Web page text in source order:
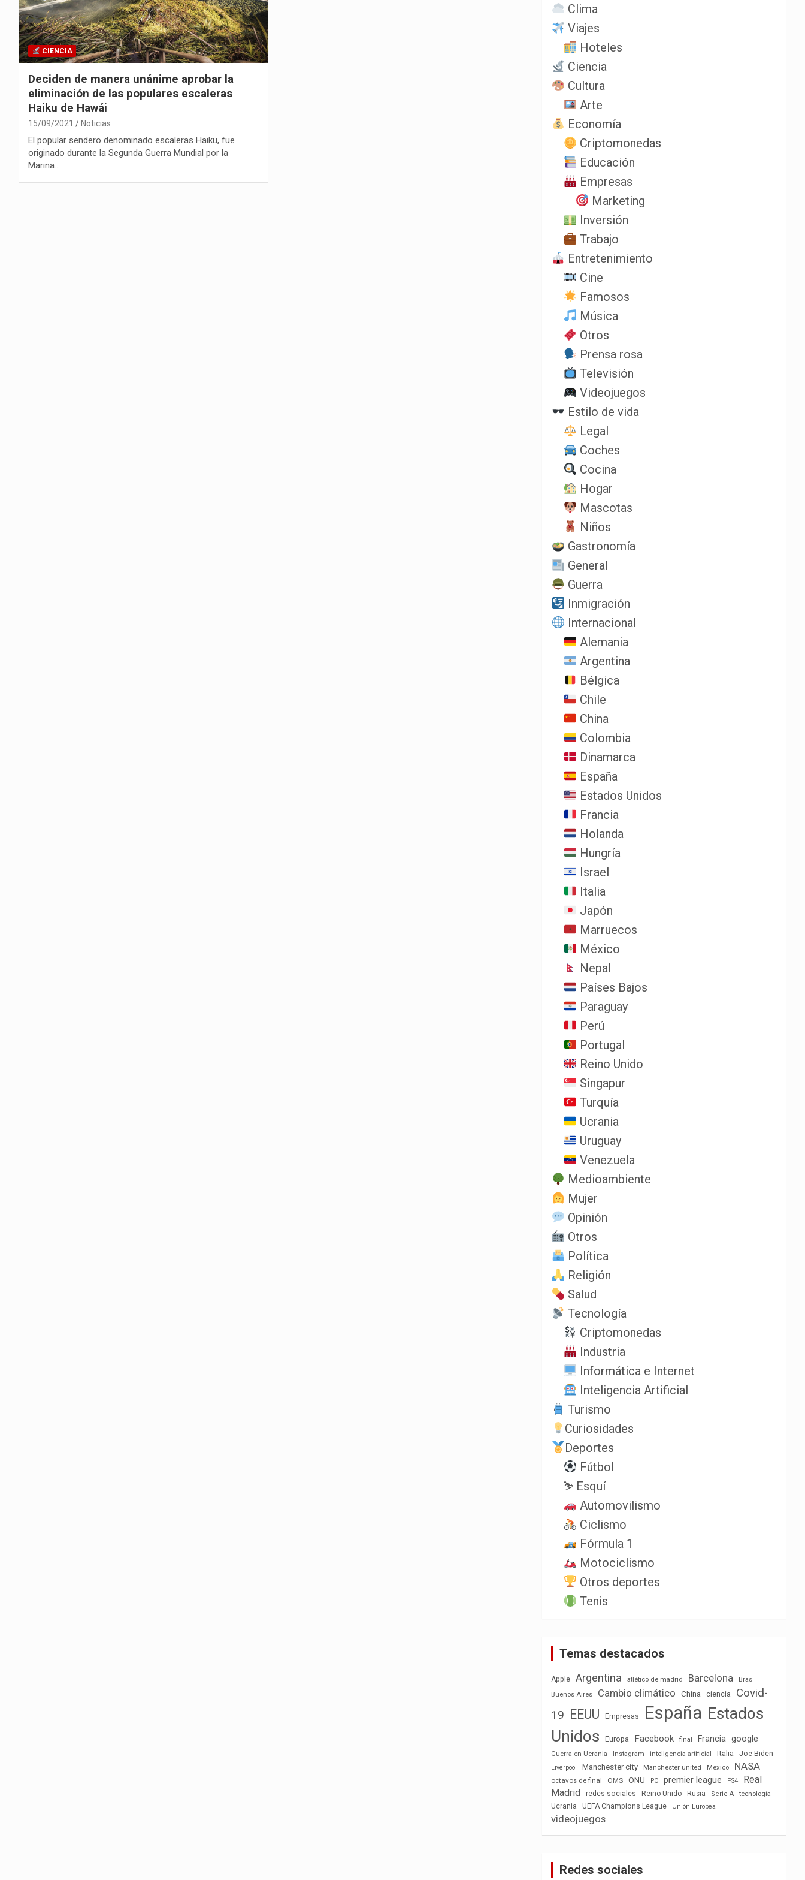
CIENCIA
Deciden de manera unánime aprobar la
eliminación de las populares escaleras
Haiku de Hawái
15/09/2021 Noticias
El popular sendero denominado escaleras Haiku, fue
originado durante la Segunda Guerra Mundial por la
Marina…
Clima
Viajes
Hoteles
Ciencia
Cultura
Arte
Economía
Criptomonedas
Educación
Empresas
Marketing
Inversión
Trabajo
Entretenimiento
Cine
Famosos
Música
Otros
Prensa rosa
Televisión
Videojuegos
Estilo de vida
Legal
Coches
Cocina
Hogar
Mascotas
Niños
Gastronomía
General
Guerra
Inmigración
Internacional
Alemania
Argentina
Bélgica
Chile
China
Colombia
Dinamarca
España
Estados Unidos
Francia
Holanda
Hungría
Israel
Italia
Japón
Marruecos
México
Nepal
Países Bajos
Paraguay
Perú
Portugal
Reino Unido
Singapur
Turquía
Ucrania
Uruguay
Venezuela
Medioambiente
Mujer
Opinión
Otros
Política
Religión
Salud
Tecnología
Criptomonedas
Industria
Informática e Internet
Inteligencia Artificial
Turismo
Curiosidades
Deportes
Fútbol
⛷️ Esquí
Automovilismo
Ciclismo
Fórmula 1
Motociclismo
Otros deportes
Tenis
Temas destacados
Apple Argentina atlético de madrid Barcelona
Brasil
Buenos Aires
Cambio climático China ciencia
Covid-
19
EEUU Empresas España Estados
Unidos
Europa Facebook final Francia google
Guerra en Ucrania Instagram inteligencia artificial Italia Joe Biden
Liverpool Manchester city Manchester united México NASA
octavos de final OMS ONU PC premier league PS4
Real
Madrid
redes sociales Reino Unido Rusia Serie A
tecnología
Ucrania
UEFA Champions League Unión Europea
videojuegos
Redes sociales